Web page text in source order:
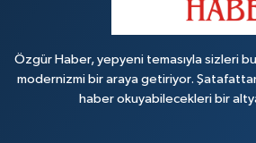
Özgür Haber, yepyeni temasıyla sizleri
modernizmi bir araya getiriyor. Şatafattan
haber okuyabilecekleri bir